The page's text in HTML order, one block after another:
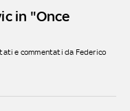
in "Once
e commentati da Federico